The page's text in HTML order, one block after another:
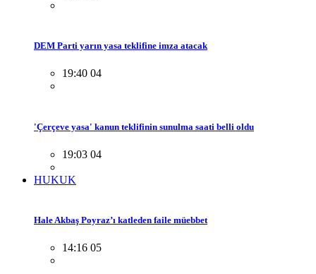
DEM Parti yarın yasa teklifine imza atacak
19:40 04
'Çerçeve yasa' kanun teklifinin sunulma saati belli oldu
19:03 04
HUKUK
Hale Akbaş Poyraz’ı katleden faile müebbet
14:16 05